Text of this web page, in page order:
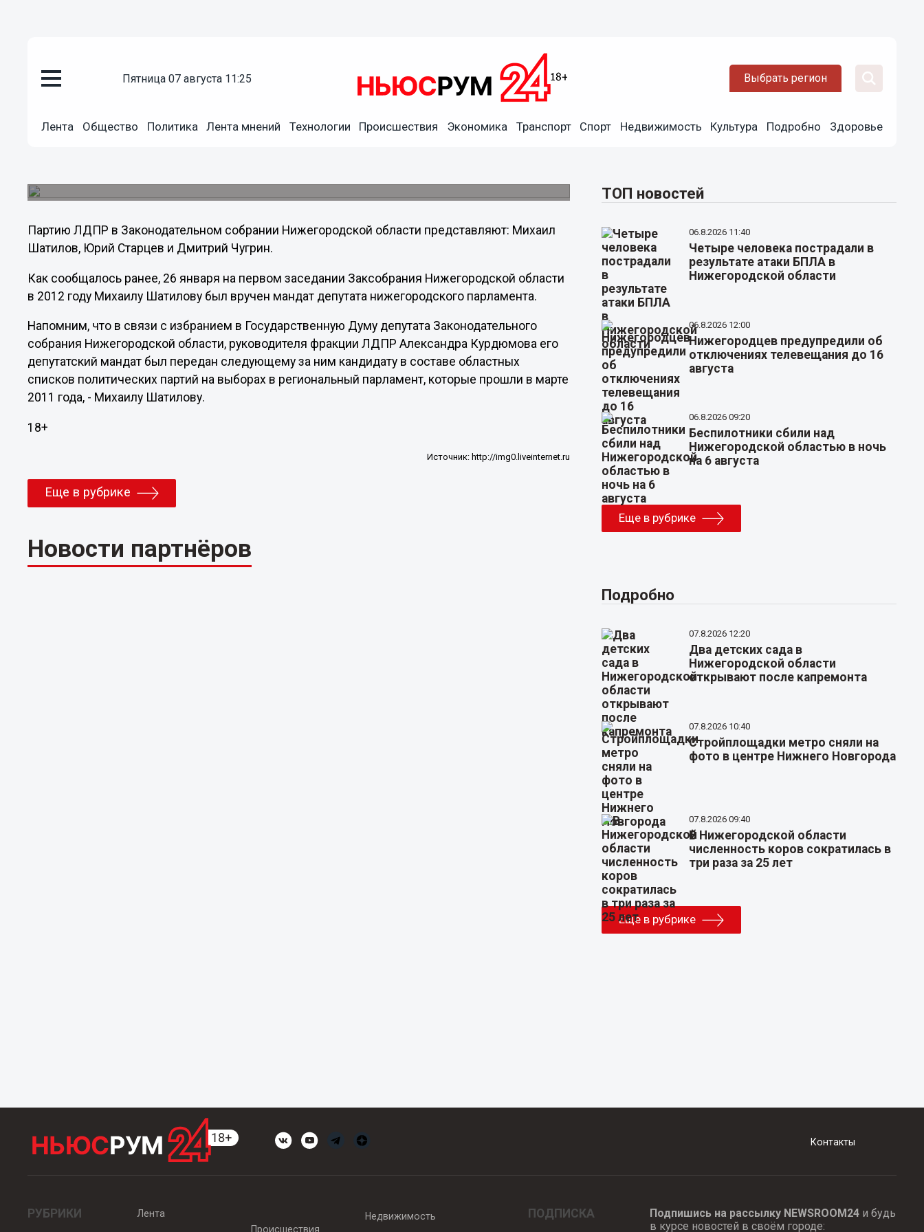
пятница 07 августа 11:25 Выбрать регион
Лента Общество Политика Лента мнений Технологии Происшествия Экономика Транспорт Спорт Недвижимость Культура Подробно Здоровье
Шатилов избран руководителем фракции ЛДПР в
Партию ЛДПР в Законодательном собрании Нижегородской области представляют: Михаил
Шатилов, Юрий Старцев и Дмитрий Чугрин.
Как сообщалось ранее, 26 января на первом заседании Заксобрания Нижегородской области
в 2012 году Михаилу Шатилову был вручен мандат депутата нижегородского парламента.
Напомним, что в связи с избранием в Государственную Думу депутата Законодательного
собрания Нижегородской области, руководителя фракции ЛДПР Александра Курдюмова его
депутатский мандат был передан следующему за ним кандидату в составе областных
списков политических партий на выборах в региональный парламент, которые прошли в марте
2011 года, - Михаилу Шатилову.
18+
Источник: http://img0.liveinternet.ru
Еще в рубрике
Новости партнёров
ТОП новостей
06.8.2026 11:40
Четыре человека пострадали в
результате атаки БПЛА в
Нижегородской области
06.8.2026 12:00
Нижегородцев предупредили об
отключениях телевещания до 16
августа
06.8.2026 09:20
Беспилотники сбили над
Нижегородской областью в ночь
на 6 августа
Еще в рубрике
Подробно
07.8.2026 12:20
Два детских сада в
Нижегородской области
открывают после капремонта
07.8.2026 10:40
Стройплощадки метро сняли на
фото в центре Нижнего Новгорода
07.8.2026 09:40
В Нижегородской области
численность коров сократилась в
три раза за 25 лет
Еще в рубрике
Контакты
РУБРИКИ
Лента
Происшествия
Недвижимость ПОДПИСКА Подпишись на рассылку NEWSROOM24и будь
в курсе новостей в своём городе: